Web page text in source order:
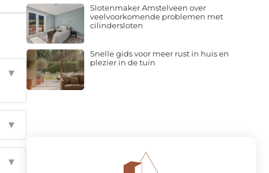
▼
▼
▼
Slotenmaker Amstelveen over
veelvoorkomende problemen met
cilindersloten
Snelle gids voor meer rust in huis en
plezier in de tuin